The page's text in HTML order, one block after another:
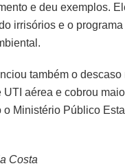
e deu exemplos.
irrisórios e o
também o
aérea e cobrou
Ministério Público
Costa